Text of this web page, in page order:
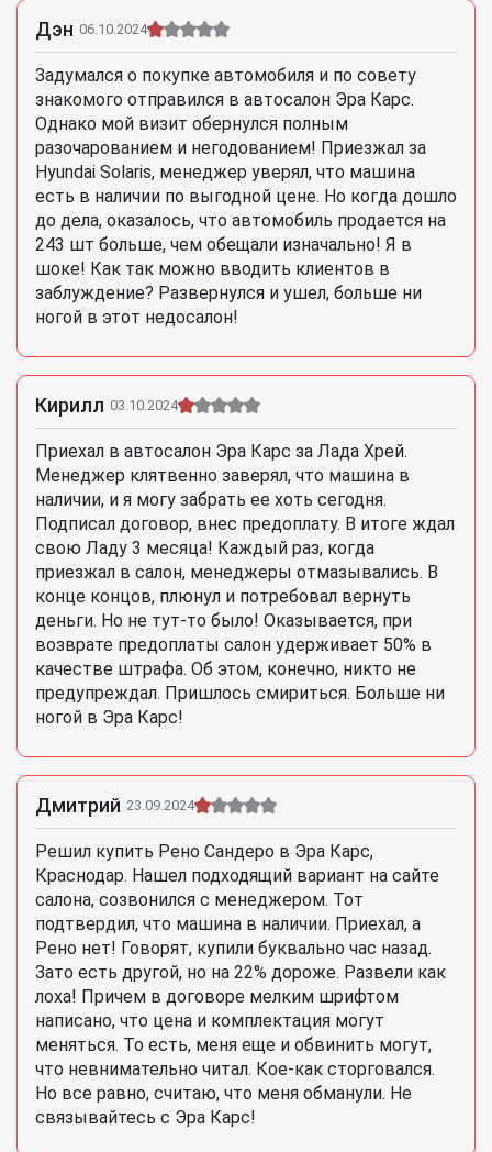
Дэн 06.10.2024
Задумался о покупке автомобиля и по совету
знакомого отправился в автосалон Эра Карс.
Однако мой визит обернулся полным
разочарованием и негодованием! Приезжал за
Hyundai Solaris, менеджер уверял, что машина
есть в наличии по выгодной цене. Но когда дошло
до дела, оказалось, что автомобиль продается на
243 шт больше, чем обещали изначально! Я в
шоке! Как так можно вводить клиентов в
заблуждение? Развернулся и ушел, больше ни
ногой в этот недосалон!
Кирилл 03.10.2024
Приехал в автосалон Эра Карс за Лада Хрей.
Менеджер клятвенно заверял, что машина в
наличии, и я могу забрать ее хоть сегодня.
Подписал договор, внес предоплату. В итоге ждал
свою Ладу 3 месяца! Каждый раз, когда
приезжал в салон, менеджеры отмазывались. В
конце концов, плюнул и потребовал вернуть
деньги. Но не тут-то было! Оказывается, при
возврате предоплаты салон удерживает 50% в
качестве штрафа. Об этом, конечно, никто не
предупреждал. Пришлось смириться. Больше ни
ногой в Эра Карс!
Дмитрий 23.09.2024
Решил купить Рено Сандеро в Эра Карс,
Краснодар. Нашел подходящий вариант на сайте
салона, созвонился с менеджером. Тот
подтвердил, что машина в наличии. Приехал, а
Рено нет! Говорят, купили буквально час назад.
Зато есть другой, но на 22% дороже. Развели как
лоха! Причем в договоре мелким шрифтом
написано, что цена и комплектация могут
меняться. То есть, меня еще и обвинить могут,
что невнимательно читал. Кое-как сторговался.
Но все равно, считаю, что меня обманули. Не
связывайтесь с Эра Карс!